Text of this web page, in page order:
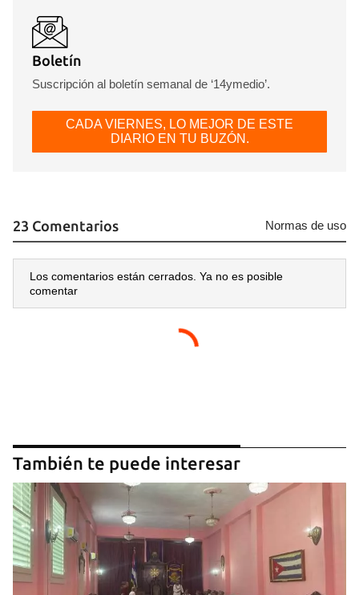
Boletín
Suscripción al boletín semanal de ‘14ymedio’.
CADA VIERNES, LO MEJOR DE ESTE
DIARIO EN TU BUZÓN.
23 Comentarios Normas de uso
Los comentarios están cerrados. Ya no es posible
comentar
También te puede interesar